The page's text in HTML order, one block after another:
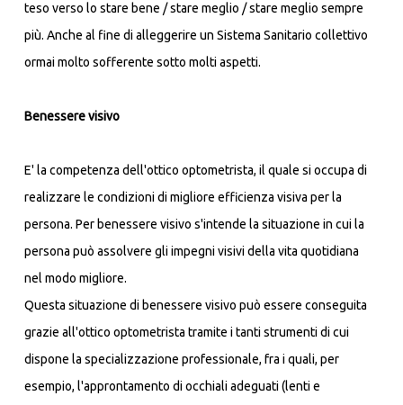
teso verso lo stare bene / stare meglio / stare meglio sempre
più. Anche al fine di alleggerire un Sistema Sanitario collettivo
ormai molto sofferente sotto molti aspetti.
Benessere visivo
E' la competenza dell'ottico optometrista, il quale si occupa di
realizzare le condizioni di migliore efficienza visiva per la
persona. Per benessere visivo s'intende la situazione in cui la
persona può assolvere gli impegni visivi della vita quotidiana
nel modo migliore.
Questa situazione di benessere visivo può essere conseguita
grazie all'ottico optometrista tramite i tanti strumenti di cui
dispone la specializzazione professionale, fra i quali, per
esempio, l'approntamento di occhiali adeguati (lenti e